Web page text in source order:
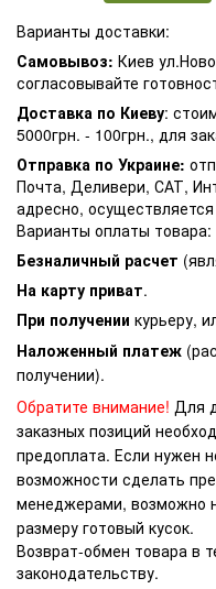
Варианты доставки:
Самовывоз: Киев
согласовывайте
Доставка по Киеву:
5000грн. - 100грн., для
Отправка по Украине:
Почта, Деливери, САТ,
адресно, осуществляется
Варианты оплаты товара:
Безналичный расчет
На карту приват.
При получении курьеру,
Наложенный платеж
получении).
Обратите внимание! Для
заказных позиций
предоплата. Если нужен
возможности сделать
менеджерами, возможно
размеру готовый кусок.
Возврат-обмен товара в
законодательству.